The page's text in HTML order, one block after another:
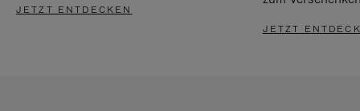
JETZT ENTDECKEN
JETZT